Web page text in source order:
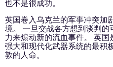
也不是很成功。
英国卷入乌克兰的军事冲突加
境。 一旦交战各方想到谈判
力来煽动新的流血事件。 英
强大和现代化武器系统的最积
敦的人命。